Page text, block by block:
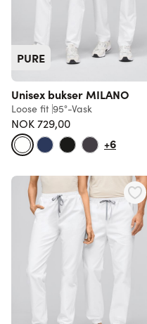
PURE
Unisex bukser MILANO
Loose fit 95°-Vask
NOK 729,00
+6